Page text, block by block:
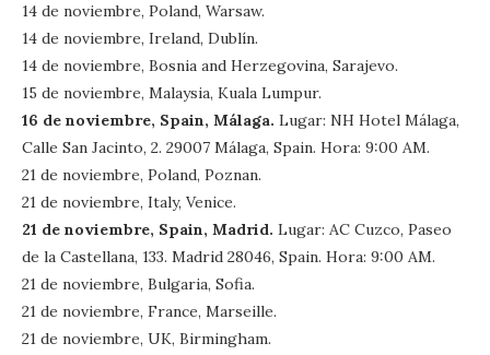
14 de noviembre, Poland, Warsaw.
14 de noviembre, Ireland, Dublín.
14 de noviembre, Bosnia and Herzegovina, Sarajevo.
15 de noviembre, Malaysia, Kuala Lumpur.
16 de noviembre, Spain, Málaga. Lugar: NH Hotel Málaga,
Calle San Jacinto, 2. 29007 Málaga, Spain. Hora: 9:00 AM.
21 de noviembre, Poland, Poznan.
21 de noviembre, Italy, Venice.
21 de noviembre, Spain, Madrid. Lugar: AC Cuzco, Paseo
de la Castellana, 133. Madrid 28046, Spain. Hora: 9:00 AM.
21 de noviembre, Bulgaria, Sofia.
21 de noviembre, France, Marseille.
21 de noviembre, UK, Birmingham.